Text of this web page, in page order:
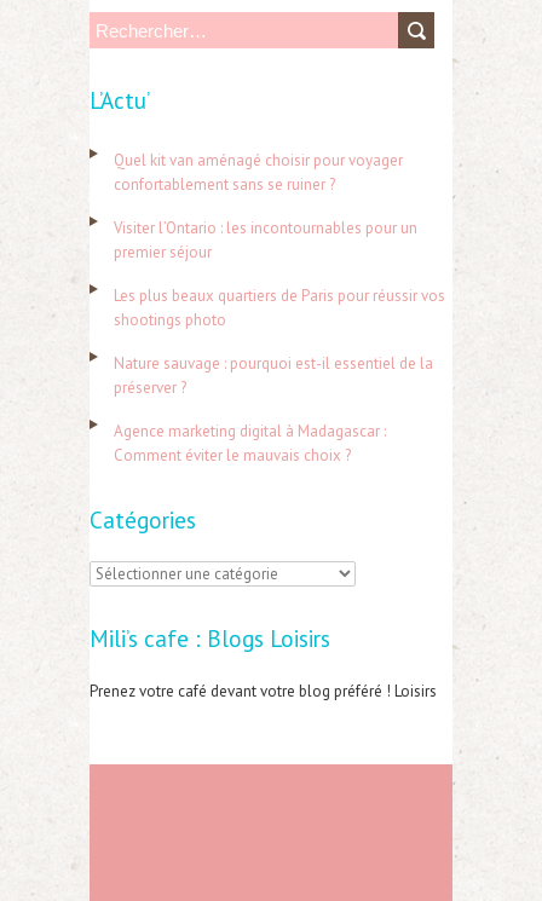
h
r
:
L’Actu’
Quel kit van aménagé choisir pour voyager
confortablement sans se ruiner ?
Visiter l’Ontario : les incontournables pour un
premier séjour
Les plus beaux quartiers de Paris pour réussir vos
shootings photo
Nature sauvage : pourquoi est-il essentiel de la
préserver ?
Agence marketing digital à Madagascar :
Comment éviter le mauvais choix ?
Catégories
C
t
é
o
Mili’s cafe : Blogs Loisirs
Prenez votre café devant votre blog préféré ! Loisirs